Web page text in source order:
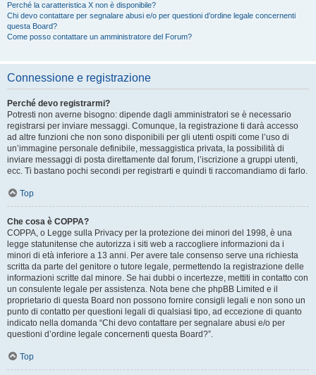
Perché la caratteristica X non è disponibile?
Chi devo contattare per segnalare abusi e/o per questioni d’ordine legale concernenti
questa Board?
Come posso contattare un amministratore del Forum?
Connessione e registrazione
Perché devo registrarmi?
Potresti non averne bisogno: dipende dagli amministratori se è necessario
registrarsi per inviare messaggi. Comunque, la registrazione ti darà accesso
ad altre funzioni che non sono disponibili per gli utenti ospiti come l’uso di
un’immagine personale definibile, messaggistica privata, la possibilità di
inviare messaggi di posta direttamente dal forum, l’iscrizione a gruppi utenti,
ecc. Ti bastano pochi secondi per registrarti e quindi ti raccomandiamo di farlo.
Top
Che cosa è COPPA?
COPPA, o Legge sulla Privacy per la protezione dei minori del 1998, è una
legge statunitense che autorizza i siti web a raccogliere informazioni da i
minori di età inferiore a 13 anni. Per avere tale consenso serve una richiesta
scritta da parte del genitore o tutore legale, permettendo la registrazione delle
informazioni scritte dal minore. Se hai dubbi o incertezze, mettiti in contatto con
un consulente legale per assistenza. Nota bene che phpBB Limited e il
proprietario di questa Board non possono fornire consigli legali e non sono un
punto di contatto per questioni legali di qualsiasi tipo, ad eccezione di quanto
indicato nella domanda “Chi devo contattare per segnalare abusi e/o per
questioni d’ordine legale concernenti questa Board?”.
Top